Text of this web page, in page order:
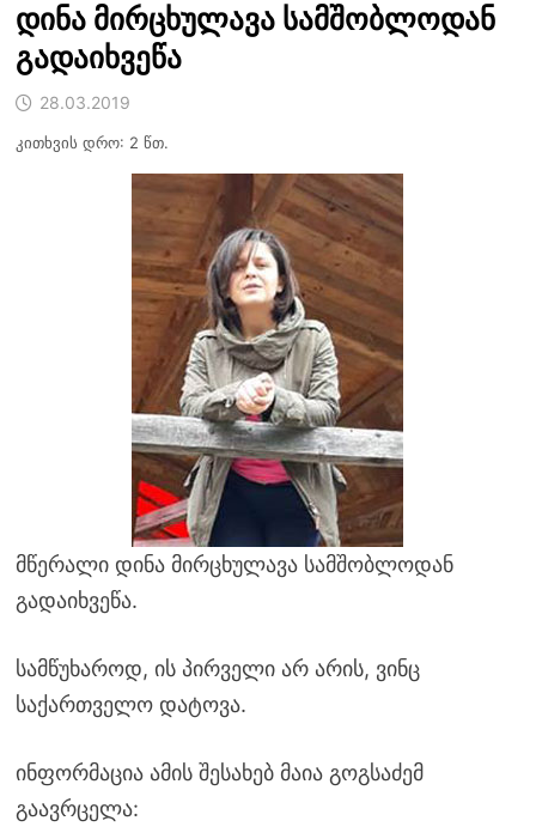
დინა მირცხულავა სამშობლოდან
გადაიხვეწა
28.03.2019
კითხვის დრო: 2 წთ.
მწერალი დინა მირცხულავა სამშობლოდან
გადაიხვეწა.
სამწუხაროდ, ის პირველი არ არის, ვინც
საქართველო დატოვა.
ინფორმაცია ამის შესახებ მაია გოგსაძემ
გაავრცელა: